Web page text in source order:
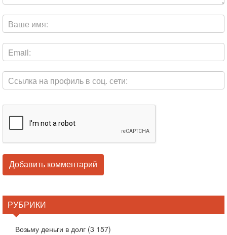
РУБРИКИ
Возьму деньги в долг (3 157)